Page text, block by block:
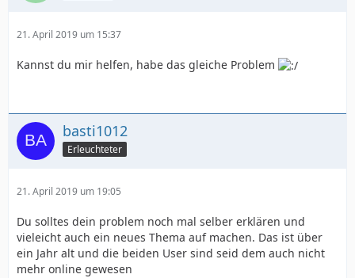
21. April 2019 um 15:37
Kannst du mir helfen, habe das gleiche Problem
basti1012
Erleuchteter
21. April 2019 um 19:05
Du solltes dein problem noch mal selber erklären und
vieleicht auch ein neues Thema auf machen. Das ist über
ein Jahr alt und die beiden User sind seid dem auch nicht
mehr online gewesen